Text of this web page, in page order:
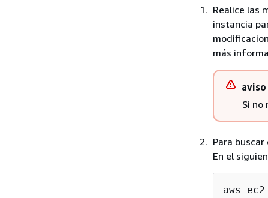
Realice las
instancia
más
aviso
Si no
Para
En el
aws